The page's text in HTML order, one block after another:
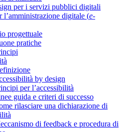
per i servizi pubblici digitali
l’amministrazione digitale (e-
progettuale
pratiche
by design
per l’accessibilità
guida e criteri di successo
rilasciare una dichiarazione di
di feedback e procedura di